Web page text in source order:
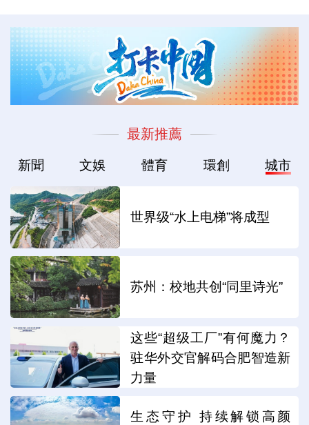
最新推薦
新聞 文娛 體育 環創 城市
世界级“水上电梯”将成型
苏州：校地共创“同里诗光”
这些“超级工厂”有何魔力？
驻华外交官解码合肥智造新
力量
生态守护 持续解锁高颜